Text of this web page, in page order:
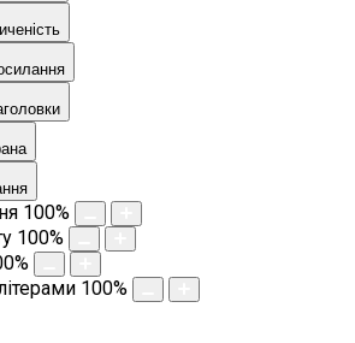
100%
100%
%
100%